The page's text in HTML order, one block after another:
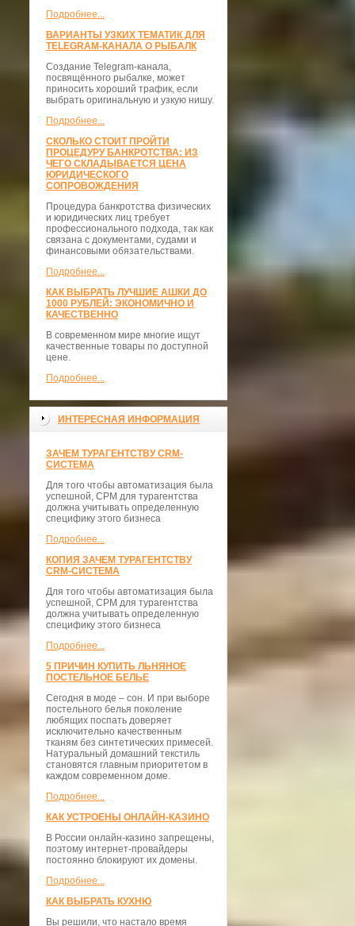
Подробнее...
ВАРИАНТЫ УЗКИХ ТЕМАТИК ДЛЯ
TELEGRAM-КАНАЛА О РЫБАЛК
Создание Telegram-канала,
посвящённого рыбалке, может
приносить хороший трафик, если
выбрать оригинальную и узкую нишу.
Подробнее...
СКОЛЬКО СТОИТ ПРОЙТИ
ПРОЦЕДУРУ БАНКРОТСТВА: ИЗ
ЧЕГО СКЛАДЫВАЕТСЯ ЦЕНА
ЮРИДИЧЕСКОГО
СОПРОВОЖДЕНИЯ
Процедура банкротства физических
и юридических лиц требует
профессионального подхода, так как
связана с документами, судами и
финансовыми обязательствами.
Подробнее...
КАК ВЫБРАТЬ ЛУЧШИЕ АШКИ ДО
1000 РУБЛЕЙ: ЭКОНОМИЧНО И
КАЧЕСТВЕННО
В современном мире многие ищут
качественные товары по доступной
цене.
Подробнее...
ИНТЕРЕСНАЯ ИНФОРМАЦИЯ
ЗАЧЕМ ТУРАГЕНТСТВУ CRM-
СИСТЕМА
Для того чтобы автоматизация была
успешной, СРМ для турагентства
должна учитывать определенную
специфику этого бизнеса
Подробнее...
КОПИЯ ЗАЧЕМ ТУРАГЕНТСТВУ
CRM-СИСТЕМА
Для того чтобы автоматизация была
успешной, СРМ для турагентства
должна учитывать определенную
специфику этого бизнеса
Подробнее...
5 ПРИЧИН КУПИТЬ ЛЬНЯНОЕ
ПОСТЕЛЬНОЕ БЕЛЬЕ
Сегодня в моде – сон. И при выборе
постельного белья поколение
любящих поспать доверяет
исключительно качественным
тканям без синтетических примесей.
Натуральный домашний текстиль
становятся главным приоритетом в
каждом современном доме.
Подробнее...
КАК УСТРОЕНЫ ОНЛАЙН-КАЗИНО
В России онлайн-казино запрещены,
поэтому интернет-провайдеры
постоянно блокируют их домены.
Подробнее...
КАК ВЫБРАТЬ КУХНЮ
Вы решили, что настало время